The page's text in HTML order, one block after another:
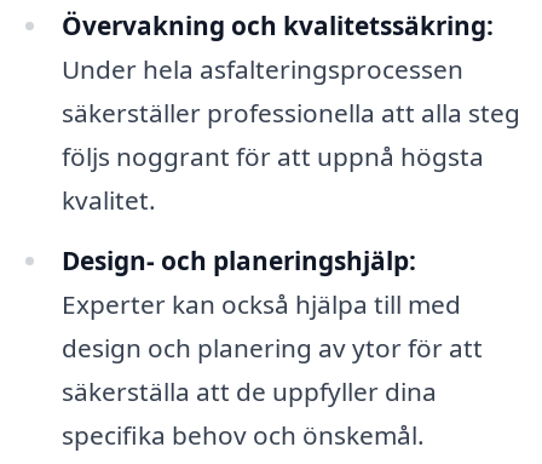
Övervakning och kvalitetssäkring:
Under hela asfalteringsprocessen
säkerställer professionella att alla steg
följs noggrant för att uppnå högsta
kvalitet.
Design- och planeringshjälp:
Experter kan också hjälpa till med
design och planering av ytor för att
säkerställa att de uppfyller dina
specifika behov och önskemål.